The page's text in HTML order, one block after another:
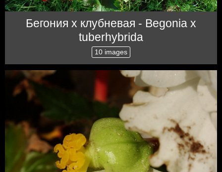
Бегония x клубневая - Begonia x
tuberhybrida
10 images